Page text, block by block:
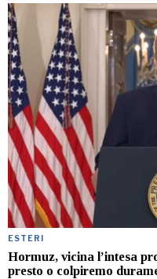
ESTERI
Hormuz, vicina l’intesa
presto o colpiremo